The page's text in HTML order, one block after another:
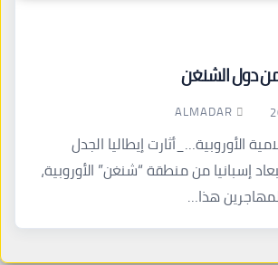
من دول الشنغن
ALMADAR
الأوروبية…_أثارت إيطاليا الجدل
إسبانيا من منطقة “شنغن” الأوروبية،
هذا…